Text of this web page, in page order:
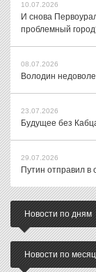
10.07.2026
И снова
проблемный
08.07.2026
Володин
23.07.2026
Будущее без
29.07.2026
Путин отправил в
Новости по дням
Новости по